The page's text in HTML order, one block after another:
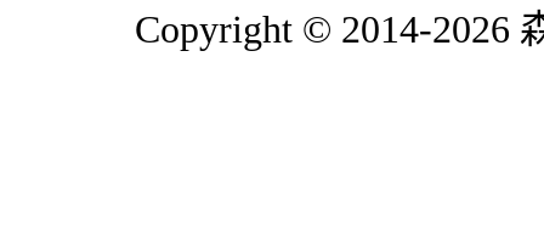
Copyright © 2014-2026